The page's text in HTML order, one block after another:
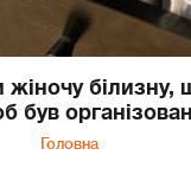
жіночу
був
Головна